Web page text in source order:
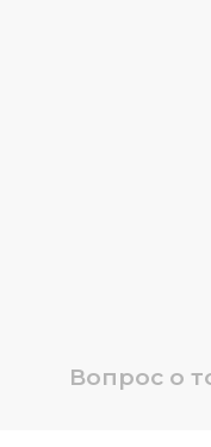
Вопрос о